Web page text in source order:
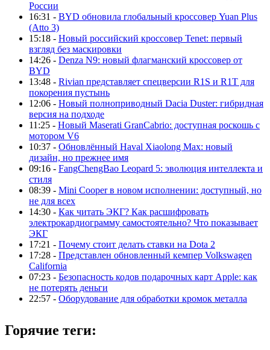
России
16:31 - BYD обновила глобальный кроссовер Yuan Plus
(Atto 3)
15:18 - Новый российский кроссовер Tenet: первый
взгляд без маскировки
14:26 - Denza N9: новый флагманский кроссовер от
BYD
13:48 - Rivian представляет спецверсии R1S и R1T для
покорения пустынь
12:06 - Новый полноприводный Dacia Duster: гибридная
версия на подходе
11:25 - Новый Maserati GranCabrio: доступная роскошь с
мотором V6
10:37 - Обновлённый Haval Xiaolong Max: новый
дизайн, но прежнее имя
09:16 - FangChengBao Leopard 5: эволюция интеллекта и
стиля
08:39 - Mini Cooper в новом исполнении: доступный, но
не для всех
14:30 - Как читать ЭКГ? Как расшифровать
электрокардиограмму самостоятельно? Что показывает
ЭКГ
17:21 - Почему стоит делать ставки на Dota 2
17:28 - Представлен обновленный кемпер Volkswagen
California
07:23 - Безопасность кодов подарочных карт Apple: как
не потерять деньги
22:57 - Оборудование для обработки кромок металла
Горячие теги: